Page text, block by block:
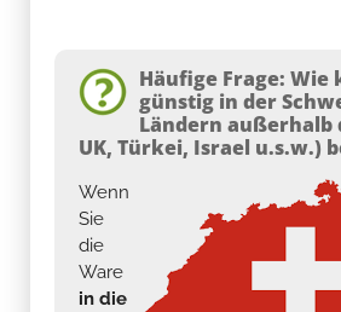
Häufige Frage: Wie
günstig in der
Ländern außerhalb
UK, Türkei, Israel u.s.w.)
Wenn
Sie
die
Ware
in die